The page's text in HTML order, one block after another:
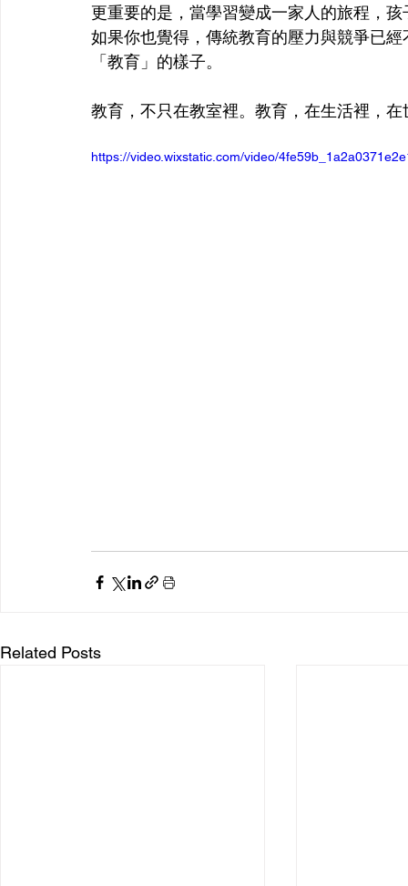
更重要的是，當學習變成一家人的旅程，
如果你也覺得，傳統教育的壓力與競爭已
「教育」的樣子。
教育，不只在教室裡。教育，在生活裡，
https://video.wixstatic.com/video/
Related Posts